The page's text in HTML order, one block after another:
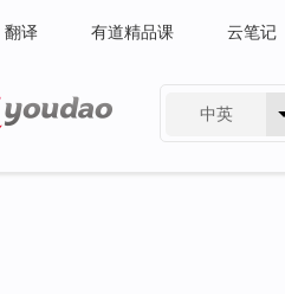
翻译 有道精品课 云笔记
中英